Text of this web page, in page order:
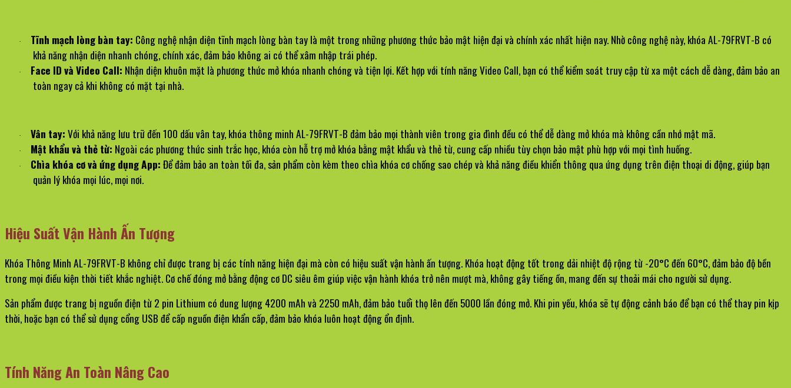
· Tĩnh mạch lòng bàn tay: Công nghệ nhận diện tĩnh mạch lòng bàn tay là một trong những phương thức bảo mật hiện đại và chính xác nhất hiện nay. Nhờ công nghệ này, khóa AL-79FRVT-B có
khả năng nhận diện nhanh chóng, chính xác, đảm bảo không ai có thể xâm nhập trái phép.
· Face ID và Video Call: Nhận diện khuôn mặt là phương thức mở khóa nhanh chóng và tiện lợi. Kết hợp với tính năng Video Call, bạn có thể kiểm soát truy cập từ xa một cách dễ dàng, đảm bảo an
toàn ngay cả khi không có mặt tại nhà.
· Vân tay: Với khả năng lưu trữ đến 100 dấu vân tay, khóa thông minh AL-79FRVT-B đảm bảo mọi thành viên trong gia đình đều có thể dễ dàng mở khóa mà không cần nhớ mật mã.
· Mật khẩu và thẻ từ: Ngoài các phương thức sinh trắc học, khóa còn hỗ trợ mở khóa bằng mật khẩu và thẻ từ, cung cấp nhiều tùy chọn bảo mật phù hợp với mọi tình huống.
· Chìa khóa cơ và ứng dụng App: Để đảm bảo an toàn tối đa, sản phẩm còn kèm theo chìa khóa cơ chống sao chép và khả năng điều khiển thông qua ứng dụng trên điện thoại di động, giúp bạn
quản lý khóa mọi lúc, mọi nơi.
Hiệu Suất Vận Hành Ấn Tượng
Khóa Thông Minh AL-79FRVT-B không chỉ được trang bị các tính năng hiện đại mà còn có hiệu suất vận hành ấn tượng. Khóa hoạt động tốt trong dải nhiệt độ rộng từ -20°C đến 60°C, đảm bảo độ bền
trong mọi điều kiện thời tiết khắc nghiệt. Cơ chế đóng mở bằng động cơ DC siêu êm giúp việc vận hành khóa trở nên mượt mà, không gây tiếng ồn, mang đến sự thoải mái cho người sử dụng.
Sản phẩm được trang bị nguồn điện từ 2 pin Lithium có dung lượng 4200 mAh và 2250 mAh, đảm bảo tuổi thọ lên đến 5000 lần đóng mở. Khi pin yếu, khóa sẽ tự động cảnh báo để bạn có thể thay pin kịp
thời, hoặc bạn có thể sử dụng cổng USB để cấp nguồn điện khẩn cấp, đảm bảo khóa luôn hoạt động ổn định.
Tính Năng An Toàn Nâng Cao